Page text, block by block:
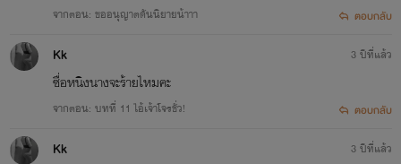
จากตอน: ขออนุญาตดันนิยายน้าาา ตอบกลับ
Kk
ซื่อหนิงนางจะร้ายไหมคะ
จากตอน: บทที่ 11 ไอ้เจ้าโจรชั่ว!
3 ปีที่แล้ว
ตอบกลับ
Kk 3 ปีที่แล้ว